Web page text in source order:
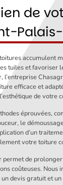
de
accumulent
tuiles et favoriser
l’entreprise
efficace et
de votre
éprouvées,
le
d’un
votre toiture
permet de
coûteuses.
un devis gratuit et